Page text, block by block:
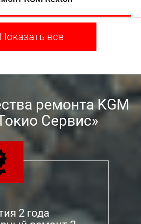
Показать все
ремонта KGM
Сервис»
2 года